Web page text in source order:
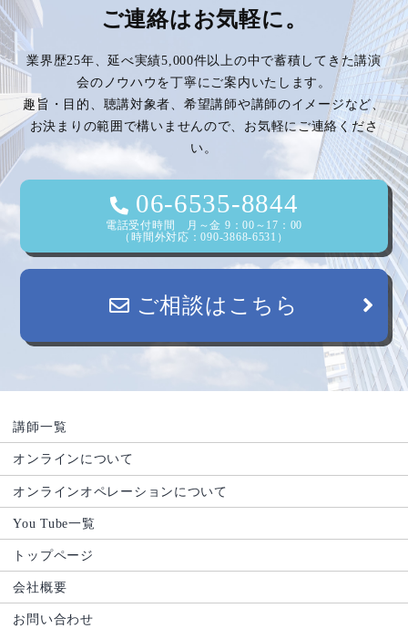
ご連絡はお気軽に。
業界歴25年、延べ実績5,000件以上の中で蓄積してきた講演
会のノウハウを丁寧にご案内いたします。
趣旨・目的、聴講対象者、希望講師や講師のイメージなど、
お決まりの範囲で構いませんので、お気軽にご連絡くださ
い。
06-6535-8844
電話受付時間 月～金 9：00～17：00
（時間外対応：090-3868-6531）
ご相談はこちら
講師一覧
オンラインについて
オンラインオペレーションについて
You Tube一覧
トップページ
会社概要
お問い合わせ